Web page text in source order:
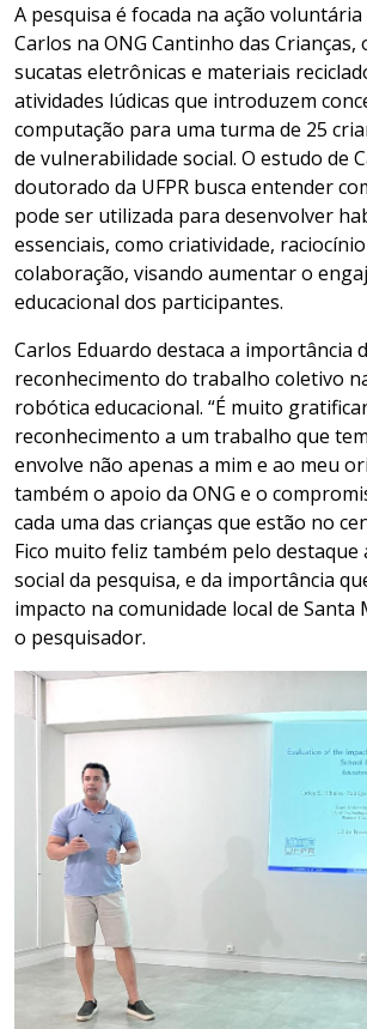
A pesquisa é focada na ação
Carlos na ONG Cantinho das
sucatas eletrônicas e materiais
atividades lúdicas que introduzem
computação para uma turma de 25
de vulnerabilidade social. O estudo de
doutorado da UFPR busca entender
pode ser utilizada para desenvolver
essenciais, como criatividade,
colaboração, visando aumentar o
educacional dos participantes.
Carlos Eduardo destaca a importância
reconhecimento do trabalho coletivo
robótica educacional. “É muito
reconhecimento a um trabalho que
envolve não apenas a mim e ao meu
também o apoio da ONG e o
cada uma das crianças que estão no
Fico muito feliz também pelo destaque
social da pesquisa, e da importância
impacto na comunidade local de Santa
o pesquisador.